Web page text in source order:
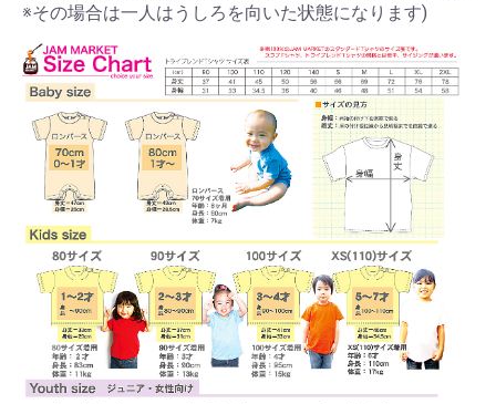
※その場合は一人はうしろを向いた状態になります)